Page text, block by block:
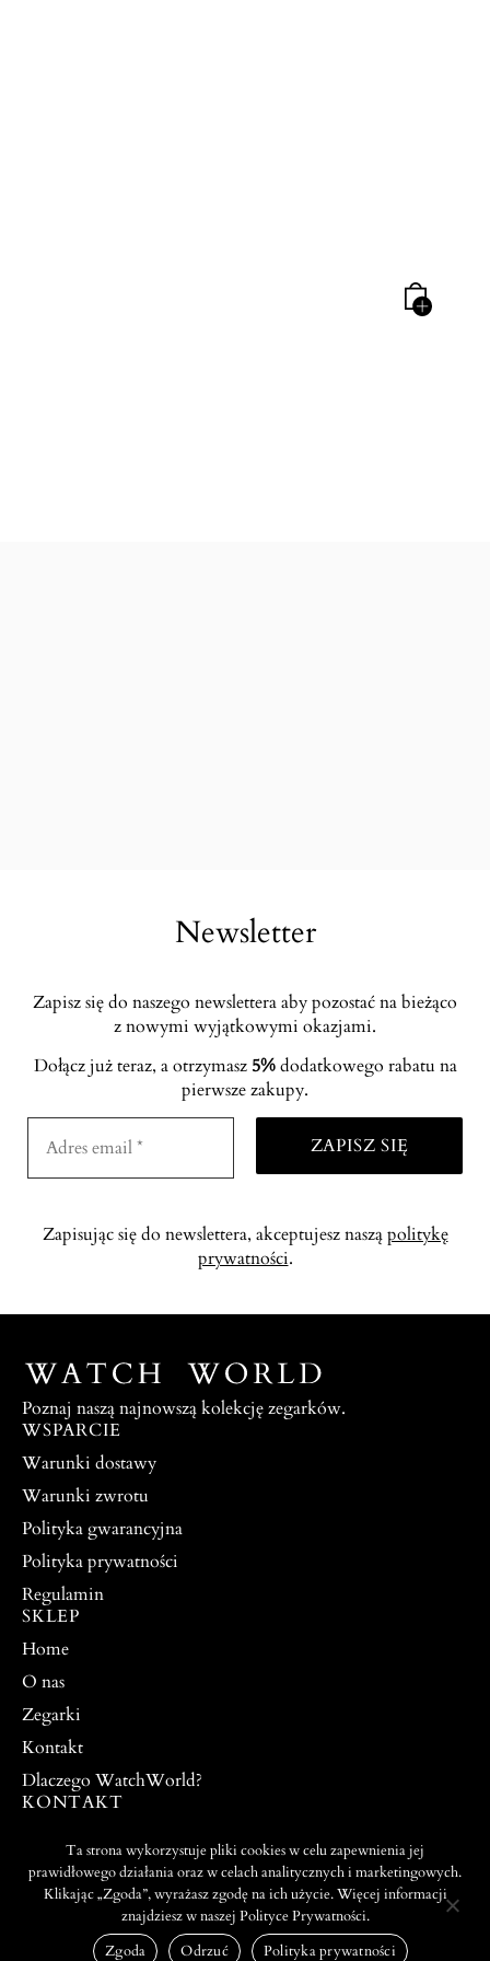
Newsletter
Zapisz się do naszego newslettera aby pozostać na bieżąco
z nowymi wyjątkowymi okazjami.
Dołącz już teraz, a otrzymasz 5%dodatkowego rabatu na
pierwsze zakupy.
Zapisując się do newslettera, akceptujesz nasząpolitykę
prywatności.
Poznaj naszą najnowszą kolekcję zegarków.
WSPARCIE
Warunki dostawy
Warunki zwrotu
Polityka gwarancyjna
Polityka prywatności
Regulamin
SKLEP
Home
O nas
Zegarki
Kontakt
Dlaczego WatchWorld?
KONTAKT
504 917 976
PROJEKT I WYKONANIE:
WEBTO.PL
© 2026 ALL RIGHTS
RESERVED
Ta strona wykorzystuje pliki cookies w celu zapewnienia jej
prawidłowego działania oraz w celach analitycznych i marketingowych.
Klikając „Zgoda”, wyrażasz zgodę na ich użycie. Więcej informacji
znajdziesz w naszej Polityce Prywatności.
Zgoda
Odrzuć Polityka prywatności